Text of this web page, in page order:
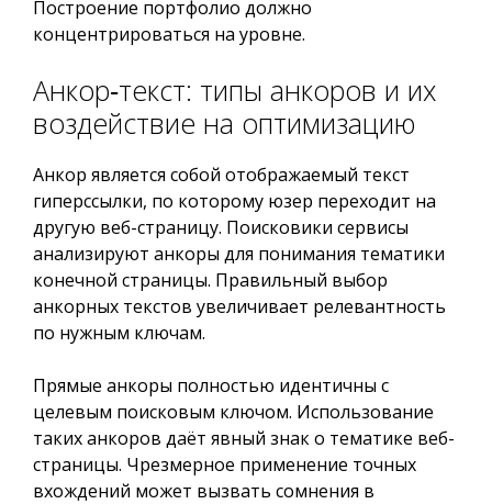
Построение портфолио должно
концентрироваться на уровне.
Анкор‑текст: типы анкоров и их
воздействие на оптимизацию
Анкор является собой отображаемый текст
гиперссылки, по которому юзер переходит на
другую веб-страницу. Поисковики сервисы
анализируют анкоры для понимания тематики
конечной страницы. Правильный выбор
анкорных текстов увеличивает релевантность
по нужным ключам.
Прямые анкоры полностью идентичны с
целевым поисковым ключом. Использование
таких анкоров даёт явный знак о тематике веб-
страницы. Чрезмерное применение точных
вхождений может вызвать сомнения в